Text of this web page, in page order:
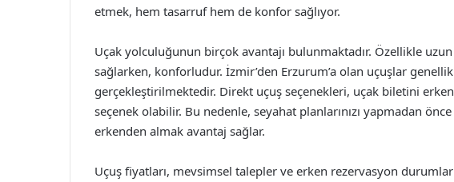
etmek, hem tasarruf hem de konfor sağlıyor.
Uçak yolculuğunun birçok avantajı bulunmaktadır. Özellikle
sağlarken, konforludur. İzmir’den Erzurum’a olan uçuşlar
gerçekleştirilmektedir. Direkt uçuş seçenekleri, uçak biletini
seçenek olabilir. Bu nedenle, seyahat planlarınızı yapmadan
erkenden almak avantaj sağlar.
Uçuş fiyatları, mevsimsel talepler ve erken rezervasyon